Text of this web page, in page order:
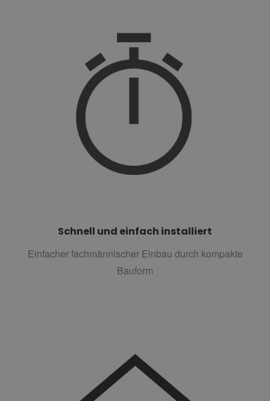
Schnell und einfach installiert
Einfacher fachmännischer Einbau durch kompakte
Bauform